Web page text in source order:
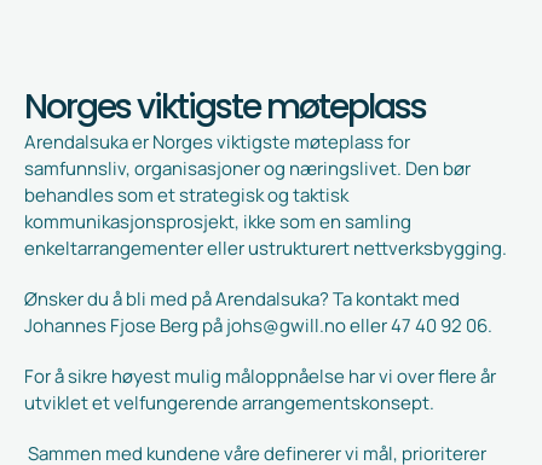
Norges viktigste møteplass
Arendalsuka er Norges viktigste møteplass for
samfunnsliv, organisasjoner og næringslivet. Den bør
behandles som et strategisk og taktisk
kommunikasjonsprosjekt, ikke som en samling
enkeltarrangementer eller ustrukturert nettverksbygging.
Ønsker du å bli med på Arendalsuka? Ta kontakt med
Johannes Fjose Berg på johs@gwill.no eller 47 40 92 06.
For å sikre høyest mulig måloppnåelse har vi over flere år
utviklet et velfungerende arrangementskonsept.
Sammen med kundene våre definerer vi mål, prioriterer